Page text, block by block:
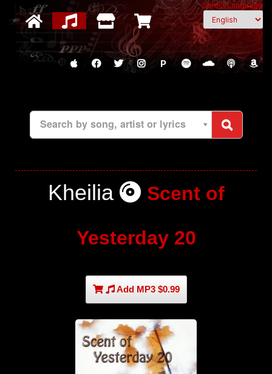
Select Language
P
Search by song, artist or lyrics
Kheilia Scent of
Yesterday 20
Add MP3 $0.99